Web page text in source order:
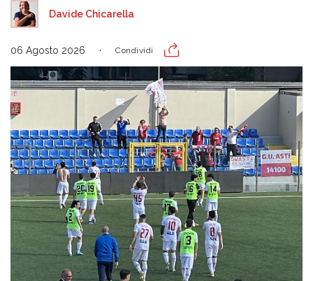
Davide Chicarella
06 Agosto 2026 Condividi